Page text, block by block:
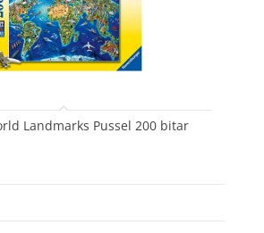
Landmarks Pussel 200 bitar